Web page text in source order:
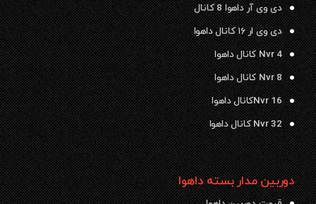
دی وی آر داهوا 8 کانال
دی وی ار ۱۶ کانال داهوا
Nvr 4 کانال داهوا
Nvr 8 کانال داهوا
Nvr 16کانال داهوا
Nvr 32 کانال داهوا
دوربین مدار بسته داهوا